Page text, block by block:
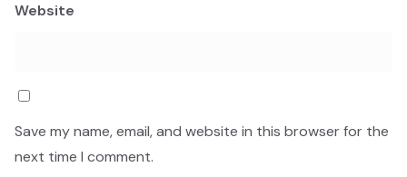
Website
Save my name, email, and website in this browser for the
next time I comment.